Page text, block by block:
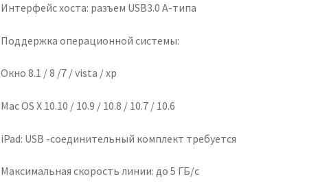
Интерфейс хоста: разъем USB3.0 A-типа
Поддержка операционной системы:
Окно 8.1 / 8 /7 / vista / xp
Mac OS X 10.10 / 10.9 / 10.8 / 10.7 / 10.6
iPad: USB -соединительный комплект требуется
Максимальная скорость линии: до 5 ГБ/с